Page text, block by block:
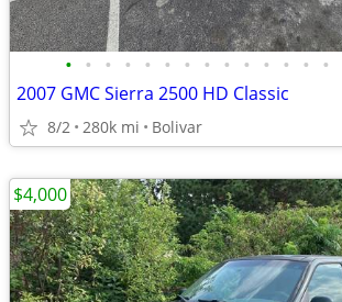
• • • • • • • • • • • • • •
2007 GMC Sierra 2500 HD Classic
8/2 280k mi Bolivar
$4,000